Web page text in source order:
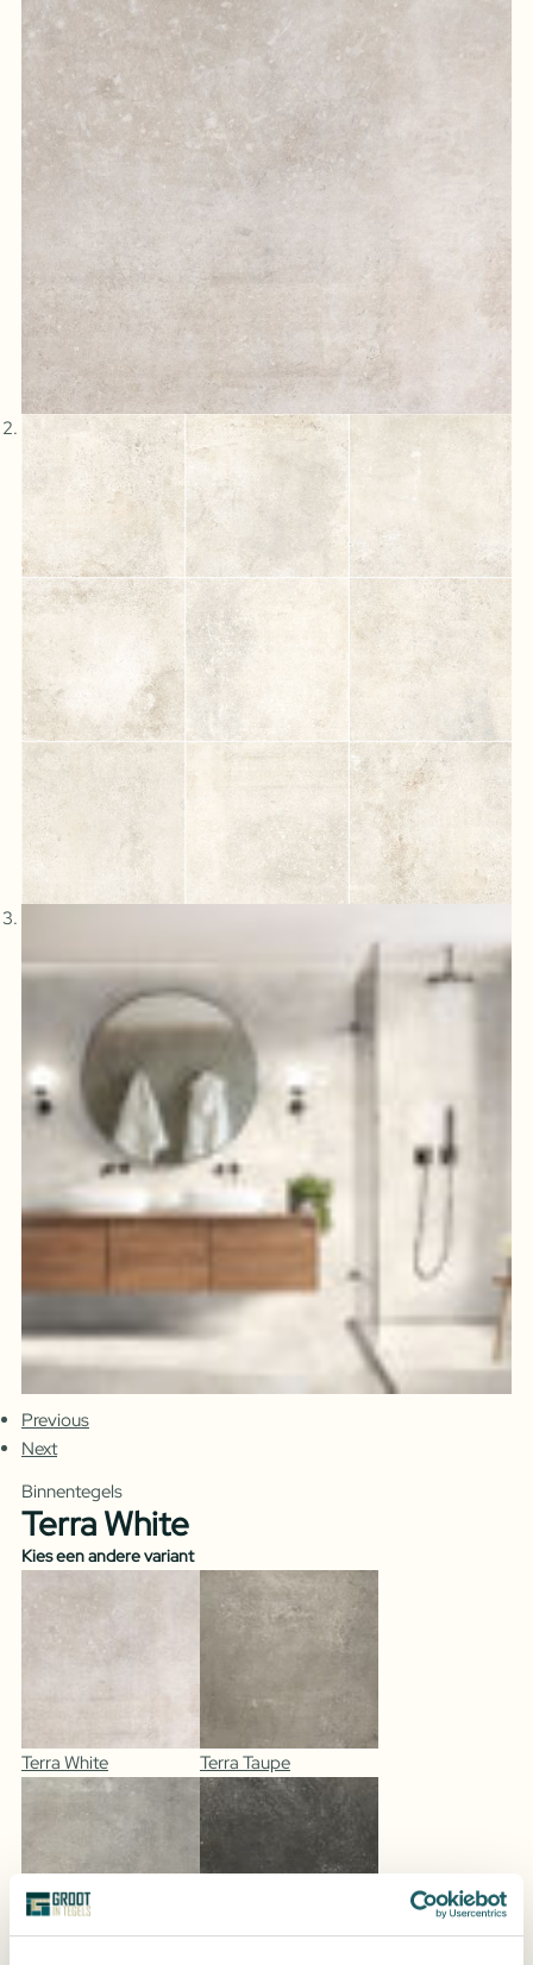
Previous
Next
Binnentegels
Terra White
Kies een andere variant
Terra White Terra Taupe